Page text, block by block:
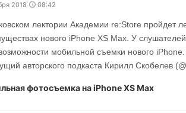
2018 08:42
лектории Академии re:Store пройдет
нового iPhone XS Max. У
мобильной съемки нового iPhone.
авторского подкаста Кирилл Скобелев